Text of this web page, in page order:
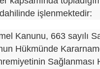
işlenmektedir:
Kanunu, 663 sayılı
Hükmünde